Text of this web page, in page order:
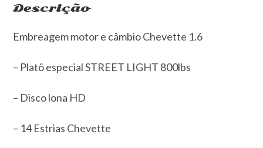
Descrição
Embreagem motor e câmbio Chevette 1.6
– Platô especial STREET LIGHT 800lbs
– Disco lona HD
– 14 Estrias Chevette